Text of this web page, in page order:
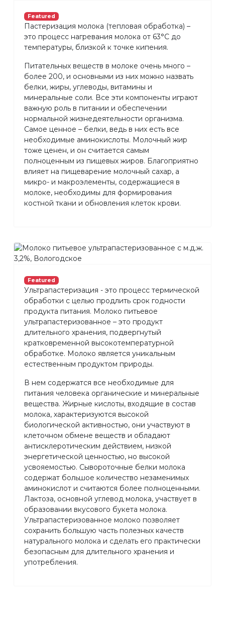
Featured
Пастеризация молока (тепловая обработка) –
это процесс нагревания молока от 63°С до
температуры, близкой к точке кипения.
Питательных веществ в молоке очень много –
более 200, и основными из них можно назвать
белки, жиры, углеводы, витамины и
минеральные соли. Все эти компоненты играют
важную роль в питании и обеспечении
нормальной жизнедеятельности организма.
Самое ценное – белки, ведь в них есть все
необходимые аминокислоты. Молочный жир
тоже ценен, и он считается самым
полноценным из пищевых жиров. Благоприятно
влияет на пищеварение молочный сахар, а
микро- и макроэлементы, содержащиеся в
молоке, необходимы для формирования
костной ткани и обновления клеток крови.
Featured
Ультрапастеризация - это процесс термической
обработки с целью продлить срок годности
продукта питания. Молоко питьевое
ультрапастеризованное – это продукт
длительного хранения, подвергнутый
кратковременной высокотемпературной
обработке. Молоко является уникальным
естественным продуктом природы.
В нем содержатся все необходимые для
питания человека органические и минеральные
вещества. Жирные кислоты, входящие в состав
молока, характеризуются высокой
биологической активностью, они участвуют в
клеточном обмене веществ и обладают
антисклеротическим действием, низкой
энергетической ценностью, но высокой
усвояемостью. Сывороточные белки молока
содержат большое количество незаменимых
аминокислот и считаются более полноценными.
Лактоза, основной углевод молока, участвует в
образовании вкусового букета молока.
Ультрапастеризованное молоко позволяет
сохранить большую часть полезных качеств
натурального молока и сделать его практически
безопасным для длительного хранения и
употребления.